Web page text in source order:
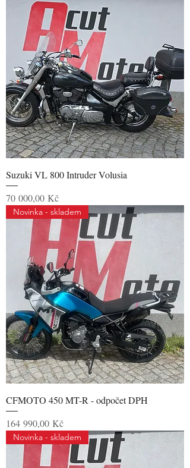
Suzuki VL 800 Intruder Volusia
Cena
70 000,00 Kč
Novinka - skladem
CFMOTO 450 MT-R - odpočet DPH
Cena
164 990,00 Kč
Novinka - skladem